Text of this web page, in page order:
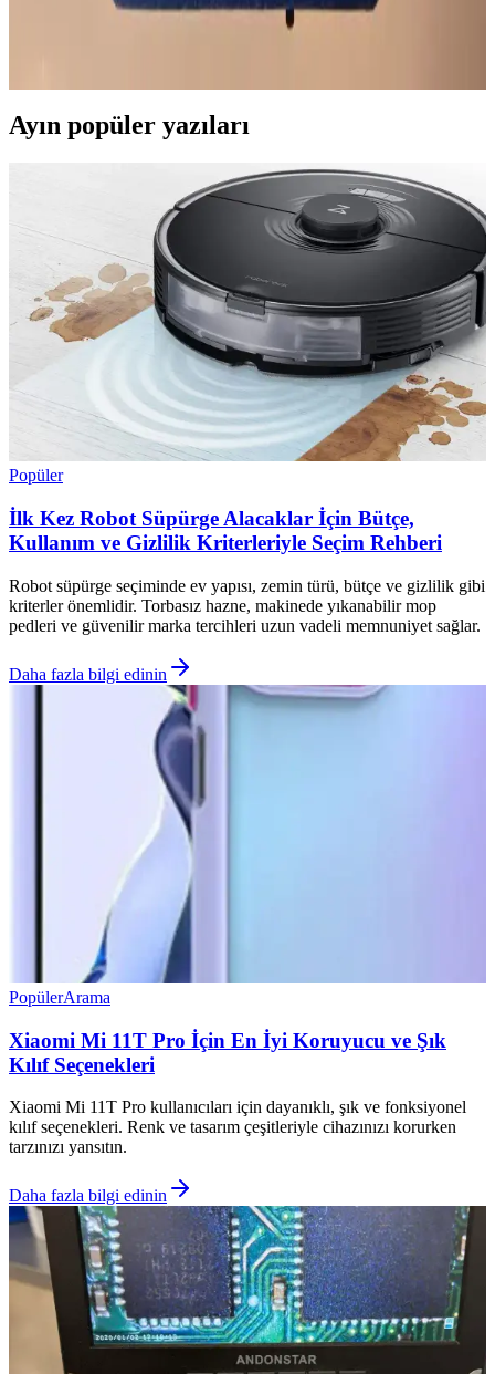
Taşınabilir N64 projesi, özel 3D baskı kasası ve özgün PCB
Ayın popüler yazıları
Popüler
İlk Kez Robot Süpürge Alacaklar İçin Bütçe,
Kullanım ve Gizlilik Kriterleriyle Seçim Rehberi
Robot süpürge seçiminde ev yapısı, zemin türü, bütçe ve gizlilik gibi
kriterler önemlidir. Torbasız hazne, makinede yıkanabilir mop
pedleri ve güvenilir marka tercihleri uzun vadeli memnuniyet sağlar.
Daha fazla bilgi edinin
PopülerArama
Xiaomi Mi 11T Pro İçin En İyi Koruyucu ve Şık
Kılıf Seçenekleri
Xiaomi Mi 11T Pro kullanıcıları için dayanıklı, şık ve fonksiyonel
kılıf seçenekleri. Renk ve tasarım çeşitleriyle cihazınızı korurken
tarzınızı yansıtın.
Daha fazla bilgi edinin